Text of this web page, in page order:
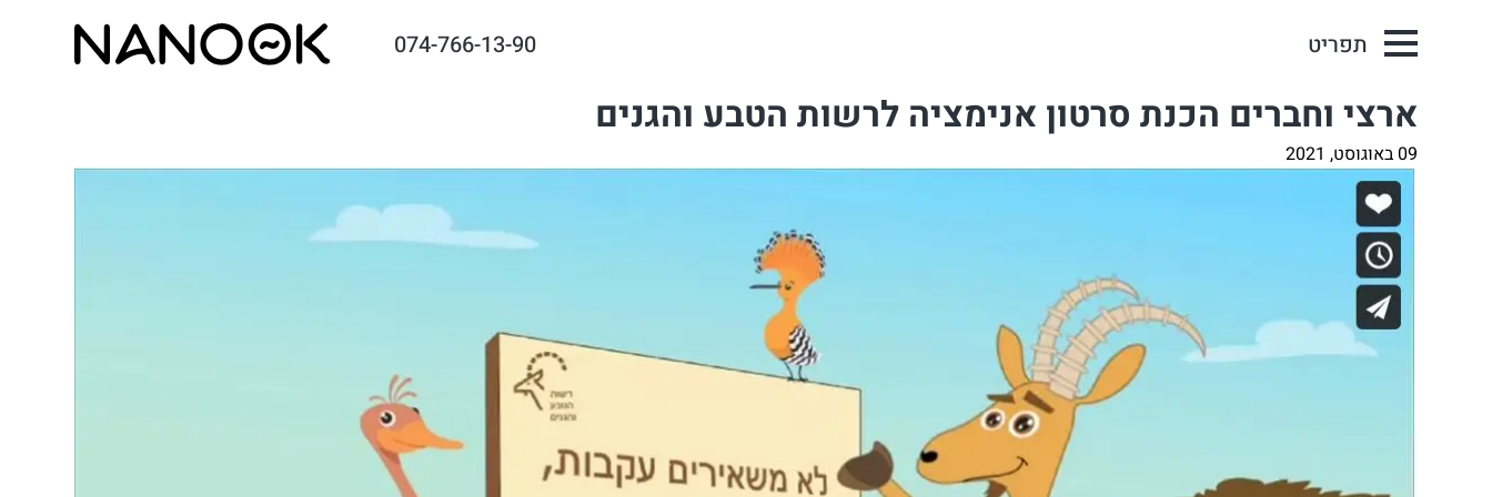
תפריט 074-766-13-90
ארצי וחברים הכנת סרטון אנימציה לרשות הטבע והגנים
09 באוגוסט, 2021